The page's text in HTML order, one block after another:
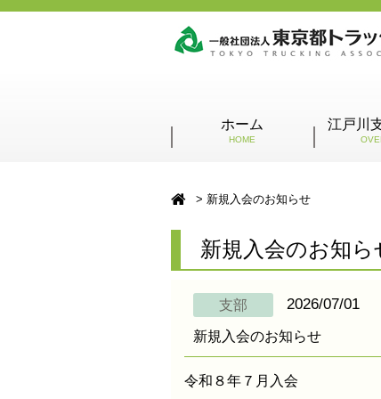
ホーム
HOME
江戸川
新規入会のお知らせ
新規入会のお知ら
支部 2026/07/01
新規入会のお知らせ
令和８年７月入会